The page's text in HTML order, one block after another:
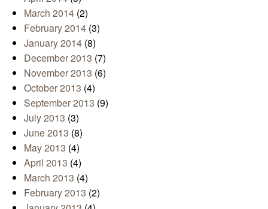
March 2014 (2)
February 2014 (3)
January 2014 (8)
December 2013 (7)
November 2013 (6)
October 2013 (4)
September 2013 (9)
July 2013 (3)
June 2013 (8)
May 2013 (4)
April 2013 (4)
March 2013 (4)
February 2013 (2)